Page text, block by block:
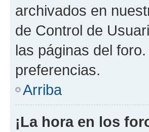
archivados en
de Control de
las páginas del
preferencias.
Arriba
¡La hora en los